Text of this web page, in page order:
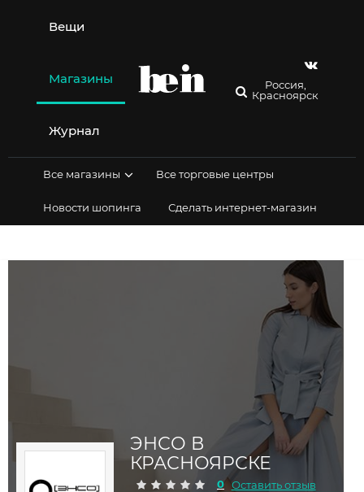
содержимому
Вещи
Магазины
Журнал
Россия,
Красноярск
Все магазины Все торговые центры
Новости шопинга Сделать интернет-магазин
ЭНСО В
КРАСНОЯРСКЕ
0 Оставить отзыв